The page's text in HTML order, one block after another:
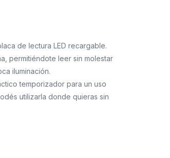
de lectura LED recargable.
permitiéndote leer sin molestar
iluminación.
temporizador para un uso
utilizarla donde quieras sin